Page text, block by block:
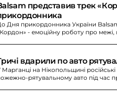
представив трек
Дня прикордонника України
- емоційну роботу про межі,
вдарили по авто
Марганці на Нікопольщині
рятувальному авто під час